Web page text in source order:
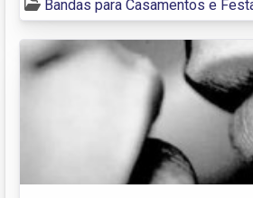
Bandas para Casamentos e